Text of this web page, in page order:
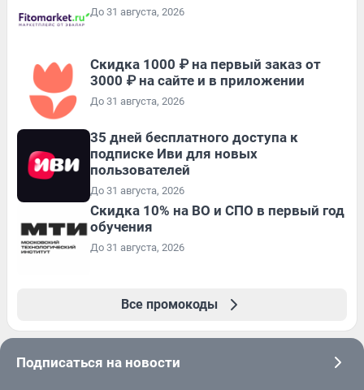
До 31 августа, 2026
Скидка 1000 ₽ на первый заказ от
3000 ₽ на сайте и в приложении
До 31 августа, 2026
35 дней бесплатного доступа к
подписке Иви для новых
пользователей
До 31 августа, 2026
Скидка 10% на ВО и СПО в первый год
обучения
До 31 августа, 2026
Все промокоды
Подписаться на новости